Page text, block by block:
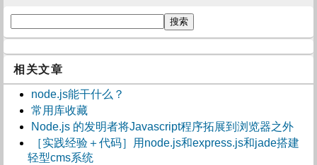
相关文章
node.js能干什么？
常用库收藏
Node.js 的发明者将Javascript程序拓展到浏览器之外
［实践经验＋代码］用node.js和express.js和jade搭建
轻型cms系统